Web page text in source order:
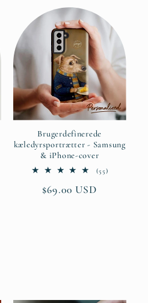
Brugerdefinerede
kæledyrsportrætter - Samsung
& iPhone-cover
(55)55
Normalpris
$69.00 USD